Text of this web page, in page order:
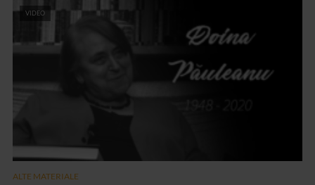
VIDEO
ALTE MATERIALE